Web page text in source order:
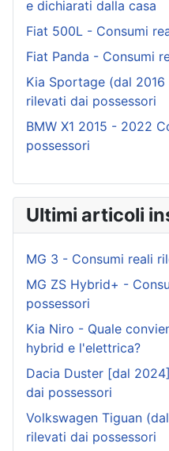
e dichiarati dalla casa
Fiat 500L - Consumi
Fiat Panda - Consumi
Kia Sportage (dal
rilevati dai possessori
BMW X1 2015 - 2022
possessori
Ultimi articoli
MG 3 - Consumi reali
MG ZS Hybrid+ -
possessori
Kia Niro - Quale
hybrid e l'elettrica?
Dacia Duster [dal
dai possessori
Volkswagen Tiguan
rilevati dai possessori